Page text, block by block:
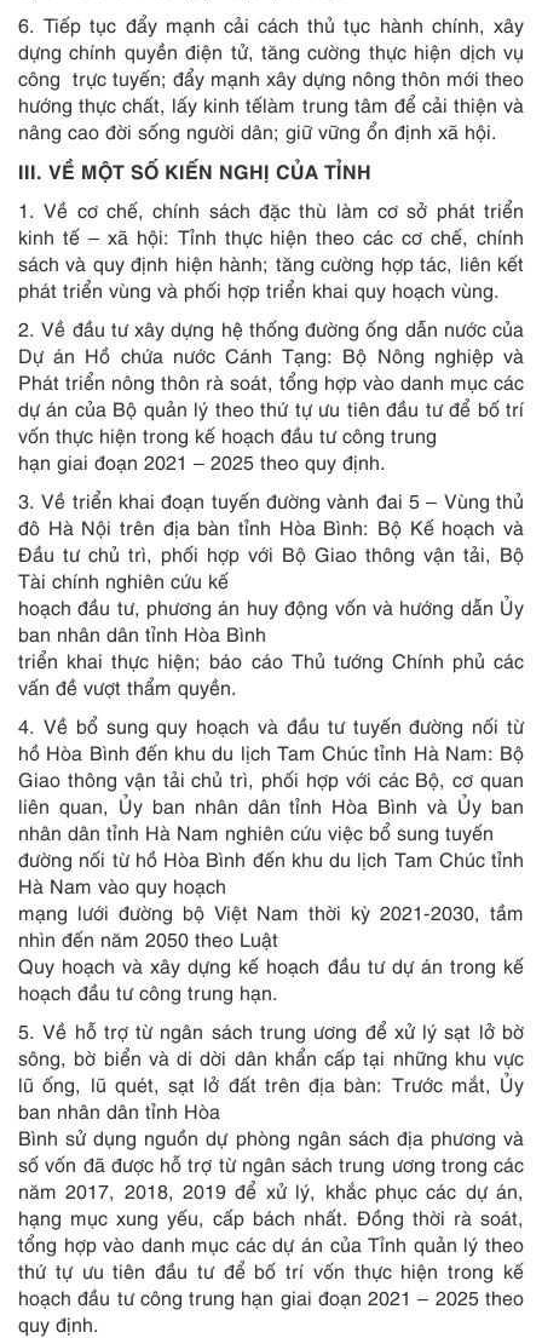
6. Tiếp tục đẩy mạnh cải cách thủ tục hành chính, xây
dựng chính quyền điện tử, tăng cường thực hiện dịch vụ
công trực tuyến; đẩy mạnh xây dựng nông thôn mới theo
hướng thực chất, lấy kinh tếlàm trung tâm để cải thiện và
nâng cao đời sống người dân; giữ vững ổn định xã hội.
III. VỀ MỘT SỐ KIẾN NGHỊ CỦA TỈNH
1. Về cơ chế, chính sách đặc thù làm cơ sở phát triển
kinh tế – xã hội: Tỉnh thực hiện theo các cơ chế, chính
sách và quy định hiện hành; tăng cường hợp tác, liên kết
phát triển vùng và phối hợp triển khai quy hoạch vùng.
2. Về đầu tư xây dựng hệ thống đường ống dẫn nước của
Dự án Hồ chứa nước Cánh Tạng: Bộ Nông nghiệp và
Phát triển nông thôn rà soát, tổng hợp vào danh mục các
dự án của Bộ quản lý theo thứ tự ưu tiên đầu tư để bố trí
vốn thực hiện trong kế hoạch đầu tư công trung
hạn giai đoạn 2021 – 2025 theo quy định.
3. Về triển khai đoạn tuyến đường vành đai 5 – Vùng thủ
đô Hà Nội trên địa bàn tỉnh Hòa Bình: Bộ Kế hoạch và
Đầu tư chủ trì, phối hợp với Bộ Giao thông vận tải, Bộ
Tài chính nghiên cứu kế
hoạch đầu tư, phương án huy động vốn và hướng dẫn Ủy
ban nhân dân tỉnh Hòa Bình
triển khai thực hiện; báo cáo Thủ tướng Chính phủ các
vấn đề vượt thẩm quyền.
4. Về bổ sung quy hoạch và đầu tư tuyến đường nối từ
hồ Hòa Bình đến khu du lịch Tam Chúc tỉnh Hà Nam: Bộ
Giao thông vận tải chủ trì, phối hợp với các Bộ, cơ quan
liên quan, Ủy ban nhân dân tỉnh Hòa Bình và Ủy ban
nhân dân tỉnh Hà Nam nghiên cứu việc bổ sung tuyến
đường nối từ hồ Hòa Bình đến khu du lịch Tam Chúc tỉnh
Hà Nam vào quy hoạch
mạng lưới đường bộ Việt Nam thời kỳ 2021-2030, tầm
nhìn đến năm 2050 theo Luật
Quy hoạch và xây dựng kế hoạch đầu tư dự án trong kế
hoạch đầu tư công trung hạn.
5. Về hỗ trợ từ ngân sách trung ương để xử lý sạt lở bờ
sông, bờ biển và di dời dân khẩn cấp tại những khu vực
lũ ống, lũ quét, sạt lở đất trên địa bàn: Trước mắt, Ủy
ban nhân dân tỉnh Hòa
Bình sử dụng nguồn dự phòng ngân sách địa phương và
số vốn đã được hỗ trợ từ ngân sách trung ương trong các
năm 2017, 2018, 2019 để xử lý, khắc phục các dự án,
hạng mục xung yếu, cấp bách nhất. Đồng thời rà soát,
tổng hợp vào danh mục các dự án của Tỉnh quản lý theo
thứ tự ưu tiên đầu tư để bố trí vốn thực hiện trong kế
hoạch đầu tư công trung hạn giai đoạn 2021 – 2025 theo
quy định.